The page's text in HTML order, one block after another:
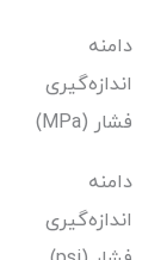
دامنه
اندازه‌گیری
فشار (MPa)
دامنه
اندازه‌گیری